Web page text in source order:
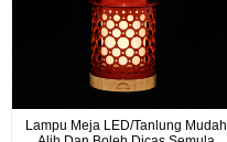
Lampu Meja LED/Tanlung Mudah